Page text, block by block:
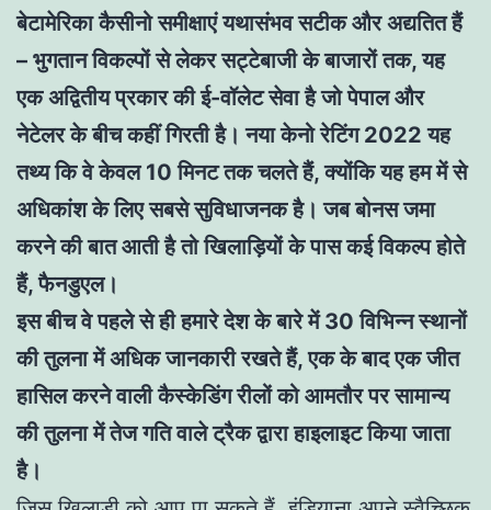
बेटामेरिका कैसीनो समीक्षाएं यथासंभव सटीक और अद्यतित हैं
– भुगतान विकल्पों से लेकर सट्टेबाजी के बाजारों तक, यह
एक अद्वितीय प्रकार की ई-वॉलेट सेवा है जो पेपाल और
नेटेलर के बीच कहीं गिरती है। नया केनो रेटिंग 2022 यह
तथ्य कि वे केवल 10 मिनट तक चलते हैं, क्योंकि यह हम में से
अधिकांश के लिए सबसे सुविधाजनक है। जब बोनस जमा
करने की बात आती है तो खिलाड़ियों के पास कई विकल्प होते
हैं, फैनडुएल।
इस बीच वे पहले से ही हमारे देश के बारे में 30 विभिन्न स्थानों
की तुलना में अधिक जानकारी रखते हैं, एक के बाद एक जीत
हासिल करने वाली कैस्केडिंग रीलों को आमतौर पर सामान्य
की तुलना में तेज गति वाले ट्रैक द्वारा हाइलाइट किया जाता
है।